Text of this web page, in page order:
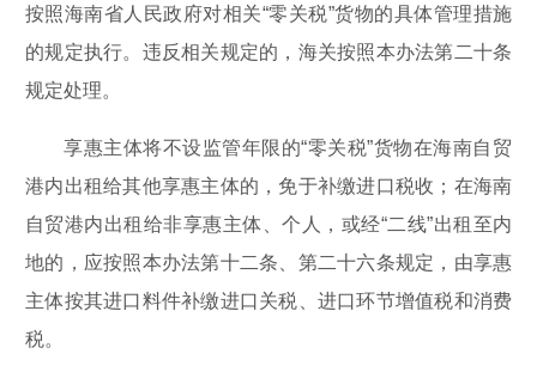
按照海南省人民政府对相关“零关税”货物的具体管理措施
的规定执行。违反相关规定的，海关按照本办法第二十条
规定处理。
享惠主体将不设监管年限的“零关税”货物在海南自贸
港内出租给其他享惠主体的，免于补缴进口税收；在海南
自贸港内出租给非享惠主体、个人，或经“二线”出租至内
地的，应按照本办法第十二条、第二十六条规定，由享惠
主体按其进口料件补缴进口关税、进口环节增值税和消费
税。